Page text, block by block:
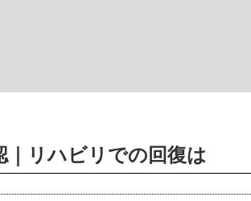
｜リハビリでの回復は